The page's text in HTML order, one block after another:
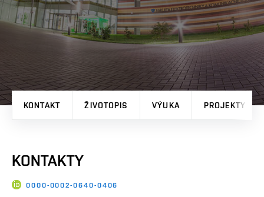
KONTAKT ŽIVOTOPIS VÝUKA PROJEKTY
KONTAKTY
0000-0002-0640-0406